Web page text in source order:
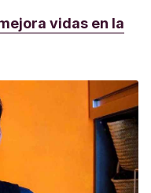
vidas en la